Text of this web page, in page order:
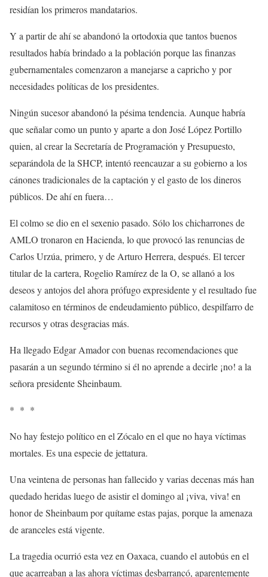
residían los primeros mandatarios.
Y a partir de ahí se abandonó la ortodoxia que tantos buenos
resultados había brindado a la población porque las finanzas
gubernamentales comenzaron a manejarse a capricho y por
necesidades políticas de los presidentes.
Ningún sucesor abandonó la pésima tendencia. Aunque habría
que señalar como un punto y aparte a don José López Portillo
quien, al crear la Secretaría de Programación y Presupuesto,
separándola de la SHCP, intentó reencauzar a su gobierno a los
cánones tradicionales de la captación y el gasto de los dineros
públicos. De ahí en fuera…
El colmo se dio en el sexenio pasado. Sólo los chicharrones de
AMLO tronaron en Hacienda, lo que provocó las renuncias de
Carlos Urzúa, primero, y de Arturo Herrera, después. El tercer
titular de la cartera, Rogelio Ramírez de la O, se allanó a los
deseos y antojos del ahora prófugo expresidente y el resultado fue
calamitoso en términos de endeudamiento público, despilfarro de
recursos y otras desgracias más.
Ha llegado Edgar Amador con buenas recomendaciones que
pasarán a un segundo término si él no aprende a decirle ¡no! a la
señora presidente Sheinbaum.
* * *
No hay festejo político en el Zócalo en el que no haya víctimas
mortales. Es una especie de jettatura.
Una veintena de personas han fallecido y varias decenas más han
quedado heridas luego de asistir el domingo al ¡viva, viva! en
honor de Sheinbaum por quítame estas pajas, porque la amenaza
de aranceles está vigente.
La tragedia ocurrió esta vez en Oaxaca, cuando el autobús en el
que acarreaban a las ahora víctimas desbarrancó, aparentemente